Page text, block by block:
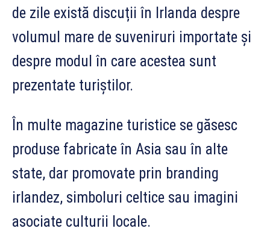
de zile există discuții în Irlanda despre
volumul mare de suveniruri importate și
despre modul în care acestea sunt
prezentate turiștilor.
În multe magazine turistice se găsesc
produse fabricate în Asia sau în alte
state, dar promovate prin branding
irlandez, simboluri celtice sau imagini
asociate culturii locale.